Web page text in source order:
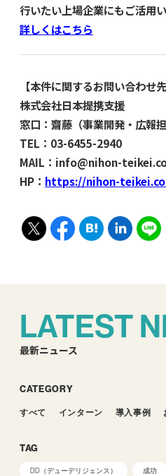
行いたい上場企業にもご活用い
詳しくはこちら
【本件に関するお問い合わせ先
株式会社日本提携支援
窓口：齋藤（事業開発・広報担
TEL：03-6455-2940
MAIL：info@nihon-
HP： https://nihon-
LATEST
最新ニュース
CATEGORY
すべて インターン 導入事例
TAG
DD（デューデリジェンス） 成功